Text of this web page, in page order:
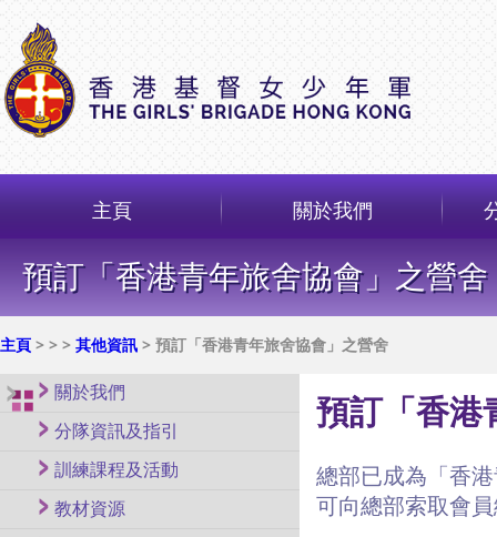
主頁 關於我們
預訂「香港青年旅舍協會」之營舍
主頁 > > > 其他資訊 > 預訂「香港青年旅舍協會」之營舍
關於我們
分隊資訊及指引
訓練課程及活動
教材資源
預訂「香港
總部已成為「香
可向總部索取會